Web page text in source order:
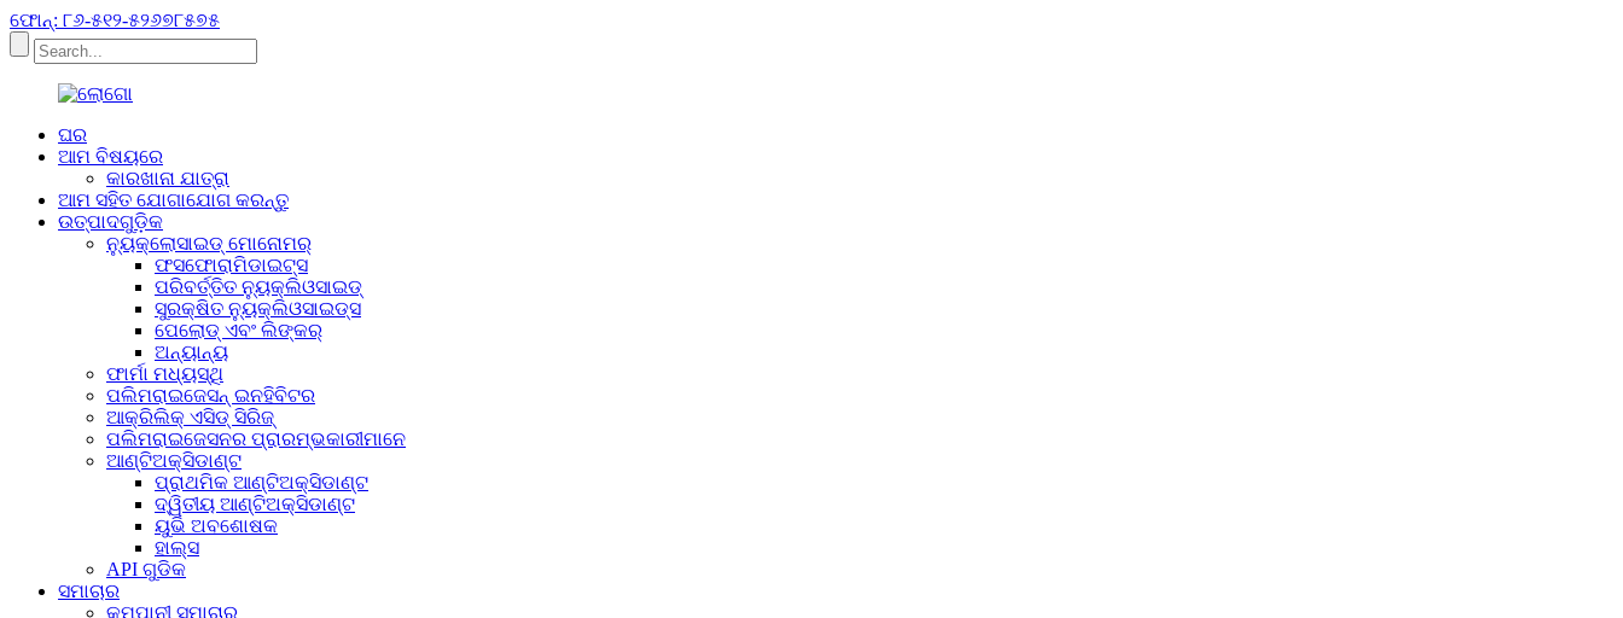
ଫୋନ୍: ୮୬-୫୧୨-୫୨୬୭୮୫୭୫
ଘର
ଆମ ବିଷୟରେ
କାରଖାନା ଯାତ୍ରା
ଆମ ସହିତ ଯୋଗାଯୋଗ କରନ୍ତୁ
ଉତ୍ପାଦଗୁଡ଼ିକ
ନ୍ୟୁକ୍ଲୋସାଇଡ୍ ମୋନୋମର୍
ଫସଫୋରାମିଡାଇଟ୍ସ
ପରିବର୍ତ୍ତିତ ନ୍ୟୁକ୍ଲିଓସାଇଡ୍
ସୁରକ୍ଷିତ ନ୍ୟୁକ୍ଲିଓସାଇଡ୍ସ
ପେଲୋଡ୍ ଏବଂ ଲିଙ୍କର୍
ଅନ୍ୟାନ୍ୟ
ଫାର୍ମା ମଧ୍ୟସ୍ଥି
ପଲିମରାଇଜେସନ୍ ଇନହିବିଟର
ଆକ୍ରିଲିକ୍ ଏସିଡ୍ ସିରିଜ୍
ପଲିମରାଇଜେସନର ପ୍ରାରମ୍ଭକାରୀମାନେ
ଆଣ୍ଟିଅକ୍ସିଡାଣ୍ଟ
ପ୍ରାଥମିକ ଆଣ୍ଟିଅକ୍ସିଡାଣ୍ଟ
ଦ୍ୱିତୀୟ ଆଣ୍ଟିଅକ୍ସିଡାଣ୍ଟ
ୟୁଭି ଅବଶୋଷକ
ହାଲ୍ସ
API ଗୁଡିକ
ସମାଚାର
କମ୍ପାନୀ ସମାଚାର